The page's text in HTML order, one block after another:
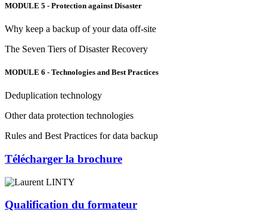
MODULE 5 - Protection against Disaster
Why keep a backup of your data off-site
The Seven Tiers of Disaster Recovery
MODULE 6 - Technologies and Best Practices
Deduplication technology
Other data protection technologies
Rules and Best Practices for data backup
Télécharger la brochure
Qualification du formateur